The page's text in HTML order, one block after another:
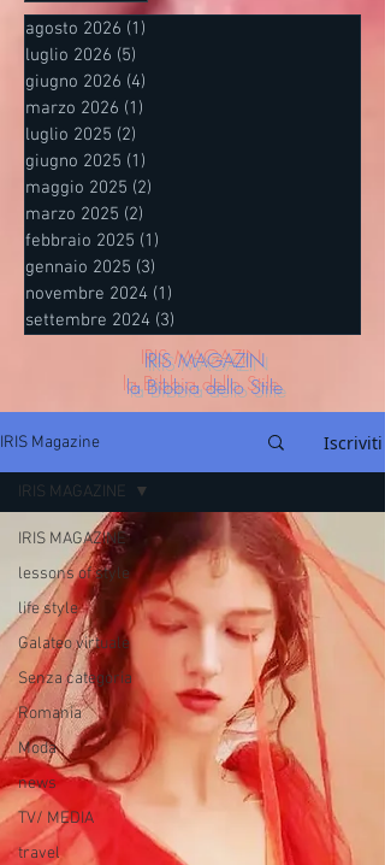
agosto 2026 (1)
luglio 2026 (5)
giugno 2026 (4)
marzo 2026 (1)
luglio 2025 (2)
giugno 2025 (1)
maggio 2025 (2)
marzo 2025 (2)
febbraio 2025 (1)
gennaio 2025 (3)
novembre 2024 (1)
settembre 2024 (3)
IRIS MAGAZIN
la Bibbia dello Stile
IRIS Magazine Iscriviti
IRIS MAGAZINE
lessons of style
life style
Galateo virtuale
Senza categoria
Romania
Moda
news
TV/ MEDIA
travel
IRIS MAGAZINE